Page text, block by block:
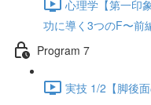
心理学【第一印
功に導く3つのF〜前
Program 7
実技 1/2【脚後